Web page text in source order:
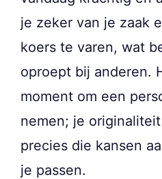
je zeker van je zaak
koers te varen, wat
oproept bij anderen.
moment om een
nemen; je
precies die kansen
je passen.